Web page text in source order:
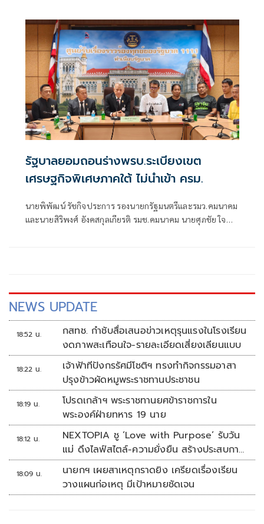
รัฐบาลยอมถอนร่างพรบ.ระเบียงเขต
เศรษฐกิจพิเศษภาคใต้ ไม่นำเข้า ครม.
นายพิพัฒน์ รัชกิจประการ รองนายกรัฐมนตรีและรมว.คมนาคม
และนายสิริพงศ์ อังคสกุลเกียรติ รมช.คมนาคม นายศุภชัย ใจ
NEWS UPDATE
18:52 น.
กสทช. กำชับสื่อเสนอข่าวเหตุรุนแรงในโรงเรียน
งดภาพสะเทือนใจ-รายละเอียดเสี่ยงเลียนแบบ
18:22 น.
เจ้าฟ้าทีปังกรรัศมีโชติฯ ทรงทำกิจกรรมอาสา
ปรุงข้าวผัดหมูพระราชทานประชาชน
18:19 น.
โปรดเกล้าฯ พระราชทานยศข้าราชการใน
พระองค์ฝ่ายทหาร 19 นาย
18:12 น.
NEXTOPIA ชู ‘Love with Purpose’ รับวัน
แม่ ดึงไลฟ์สไตล์-ความยั่งยืน สร้างประสบกา
รณ์ช้อปปิงมีความหมาย
18:09 น.
นายกฯ เผยสาเหตุกราดยิง เครียดเรื่องเรียน
วางแผนก่อเหตุ มีเป้าหมายชัดเจน